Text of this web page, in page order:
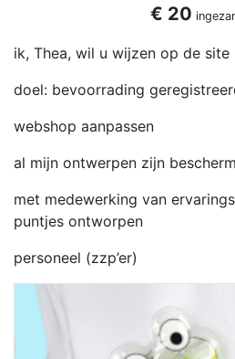
€ 20
ik, Thea, wil u wijzen op de site
doel: bevoorrading
webshop aanpassen
al mijn ontwerpen zijn
met medewerking van
puntjes ontworpen
personeel (zzp’er)